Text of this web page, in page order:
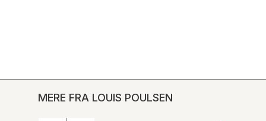
MERE FRA LOUIS POULSEN